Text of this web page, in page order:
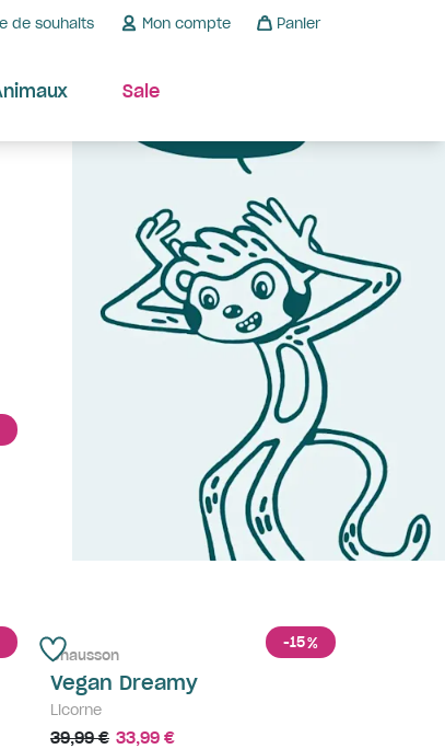
de souhaits Mon compte Panier
Sale
-15%
Chausson
Vegan Dreamy
Licorne
39,99 € 33,99 €